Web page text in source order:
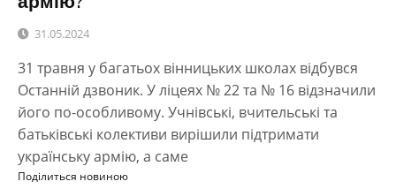
31.05.2024
31 травня у багатьох вінницьких школах відбувся
Останній дзвоник. У ліцеях № 22 та № 16 відзначили
його по-особливому. Учнівські, вчительські та
батьківські колективи вирішили підтримати
українську армію, а саме
Поділиться новиною